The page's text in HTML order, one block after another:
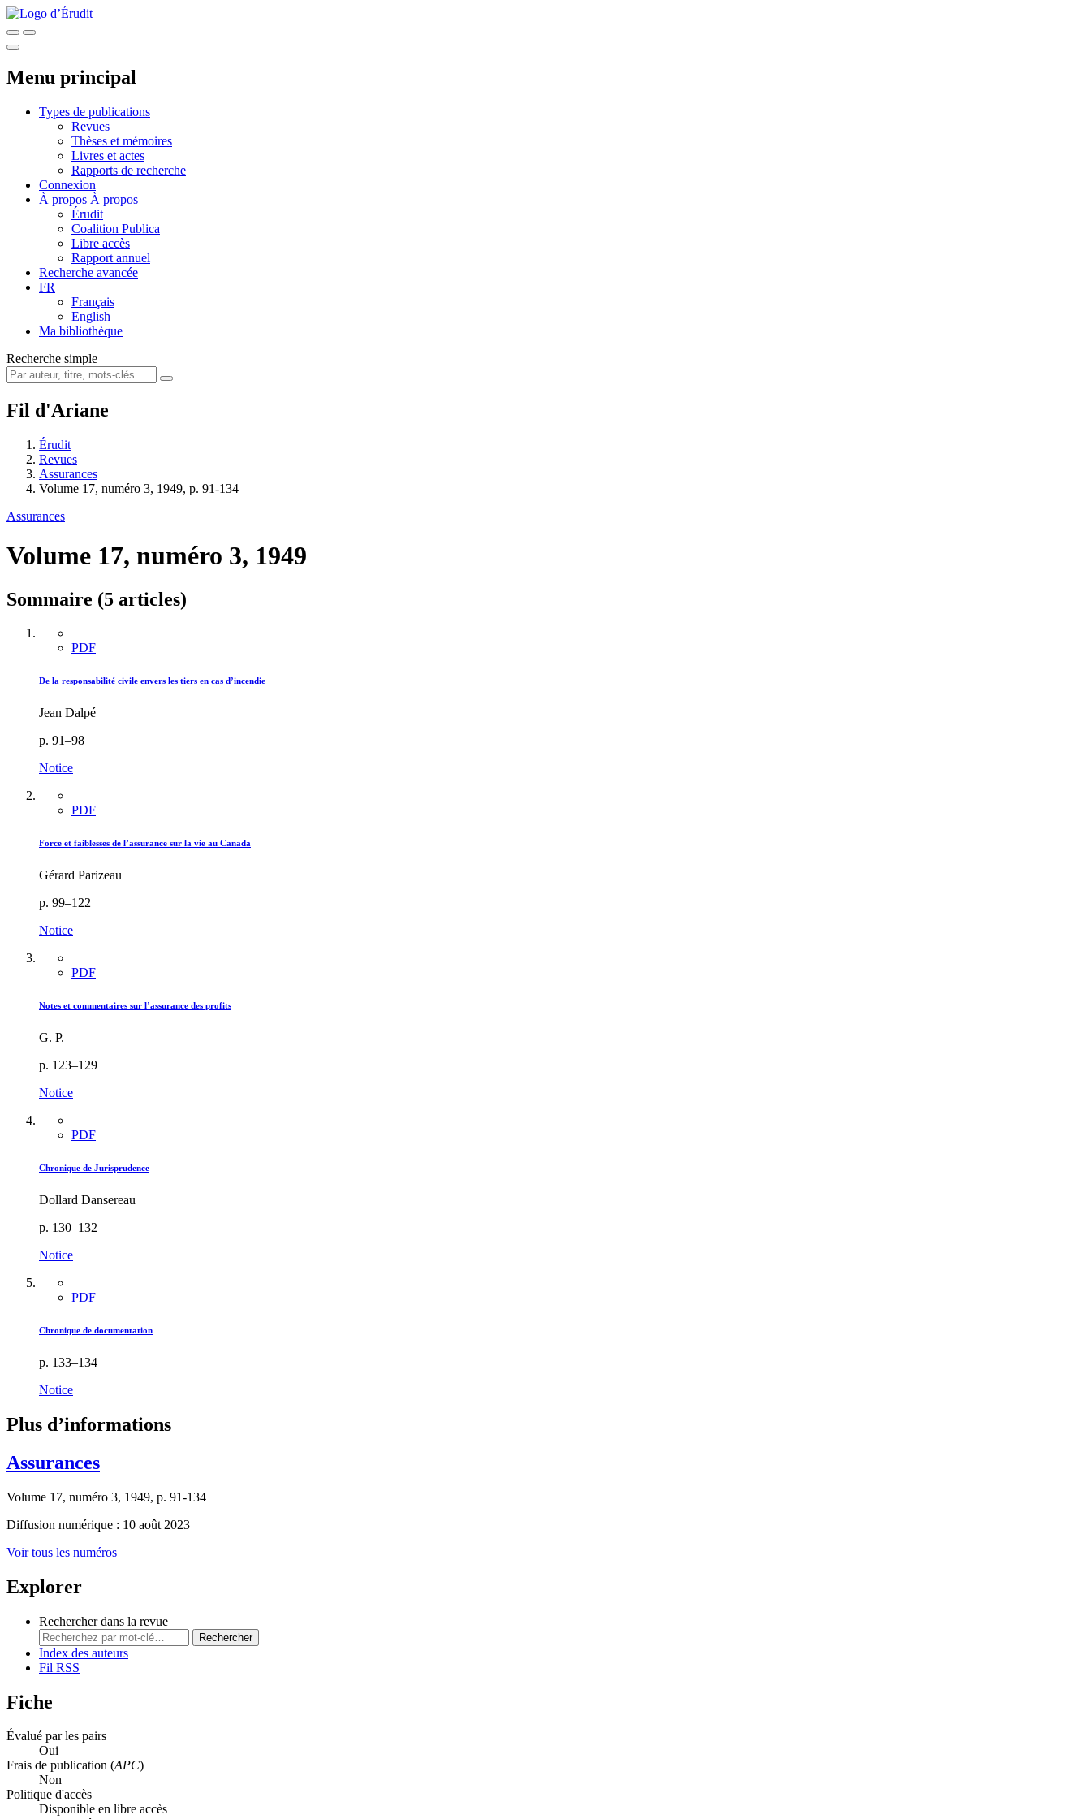
Menu principal
Types de publications
Revues
Thèses et mémoires
Livres et actes
Rapports de recherche
Connexion
À propos À propos
Érudit
Coalition Publica
Libre accès
Rapport annuel
Recherche avancée
FR
Français
English
Ma bibliothèque
Recherche simple
Fil d'Ariane
Érudit
Revues
Assurances
Volume 17, numéro 3, 1949, p. 91-134
Assurances
Volume 17, numéro 3, 1949
Sommaire (5 articles)
PDF
De la responsabilité civile envers les tiers en cas d’incendie
Jean Dalpé
p. 91–98
Notice
PDF
Force et faiblesses de l’assurance sur la vie au Canada
Gérard Parizeau
p. 99–122
Notice
PDF
Notes et commentaires sur l’assurance des profits
G. P.
p. 123–129
Notice
PDF
Chronique de Jurisprudence
Dollard Dansereau
p. 130–132
Notice
PDF
Chronique de documentation
p. 133–134
Notice
Plus d’informations
Assurances
Volume 17, numéro 3, 1949, p. 91-134
Diffusion numérique : 10 août 2023
Voir tous les numéros
Explorer
Rechercher dans la revue
Rechercher
Index des auteurs
Fil RSS
Fiche
Évalué par les pairs
Oui
Frais de publication (APC)
Non
Politique d'accès
Disponible en libre accès